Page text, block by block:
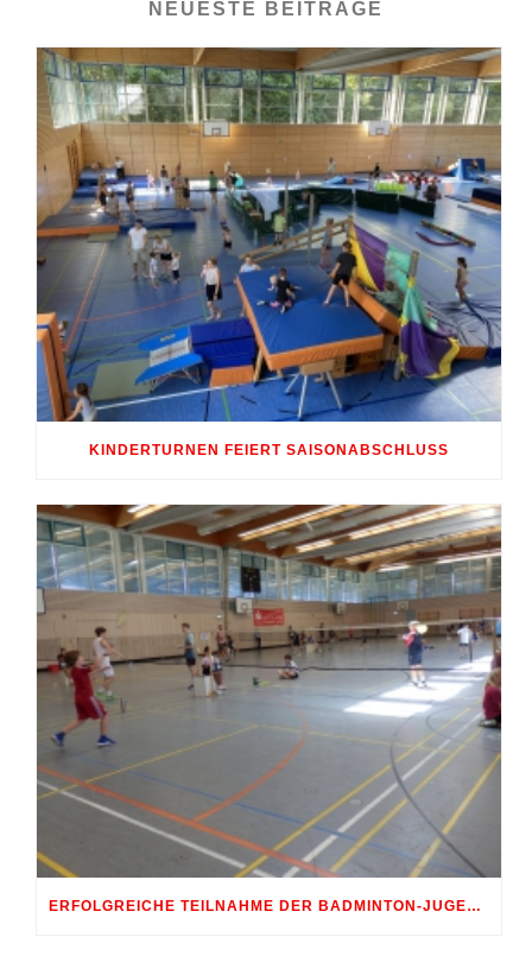
NEUESTE BEITRÄGE
KINDERTURNEN FEIERT SAISONABSCHLUSS
ERFOLGREICHE TEILNAHME DER BADMINTON-JUGEND AM 10. SHUTTLE-CUP 2026 IN ERDWEG